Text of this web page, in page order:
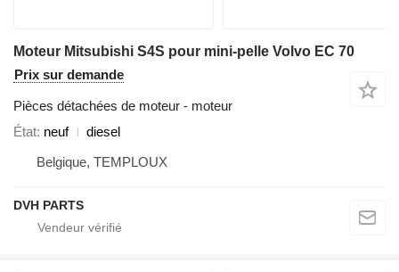
Moteur Mitsubishi S4S pour mini-pelle Volvo EC 70
Prix sur demande
Pièces détachées de moteur - moteur
État neuf
diesel
Belgique, TEMPLOUX
DVH PARTS